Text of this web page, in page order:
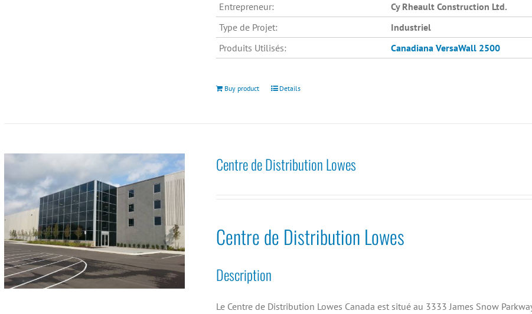
Entrepreneur:
Cy Rheault Construction Ltd.
Type de Projet:
Industriel
Produits Utilisés:
Canadiana VersaWall 2500
Buy product Details
Centre de Distribution Lowes
Centre de Distribution Lowes
Description
Le Centre de Distribution Lowes Canada est situé au 3333 James Snow